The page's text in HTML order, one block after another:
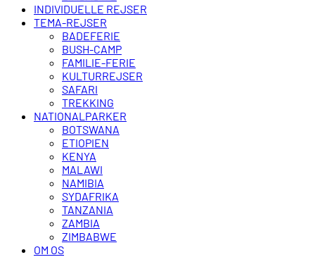
INDIVIDUELLE REJSER
TEMA-REJSER
BADEFERIE
BUSH-CAMP
FAMILIE-FERIE
KULTURREJSER
SAFARI
TREKKING
NATIONALPARKER
BOTSWANA
ETIOPIEN
KENYA
MALAWI
NAMIBIA
SYDAFRIKA
TANZANIA
ZAMBIA
ZIMBABWE
OM OS